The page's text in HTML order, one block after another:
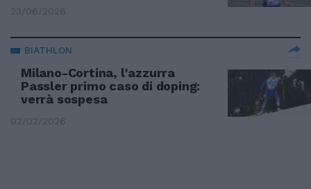
23/06/2026
BIATHLON
Milano-Cortina, l'azzurra
Passler primo caso di doping:
verrà sospesa
02/02/2026